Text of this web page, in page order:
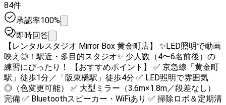
84件
承認率100%
即時回答
【レンタルスタジオ Mirror Box 黄金町店】 ✨LED照明で動画
映え◎！駅近・多目的スタジオ✨ 少人数（4〜6名前後）の
練習にぴったり！ 【おすすめポイント】 ✅ 京急線「黄金町
駅」徒歩1分／「阪東橋駅」徒歩4分 ✅ LED照明で雰囲気
◎（色変更可能） ✅ 大型ミラー（3.6m×1.8m／段差なし）
完備 ✅ Bluetoothスピーカー・WiFiあり ✅ 掃除ロボ＆定期清